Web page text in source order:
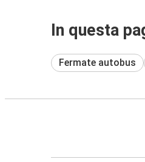
In questa
Fermate autobus